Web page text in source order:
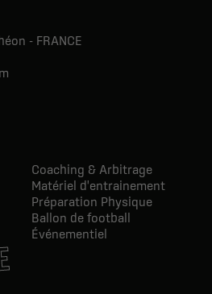
- FRANCE
Coaching & Arbitrage
Matériel d'entrainement
Préparation Physique
Ballon de football
Événementiel